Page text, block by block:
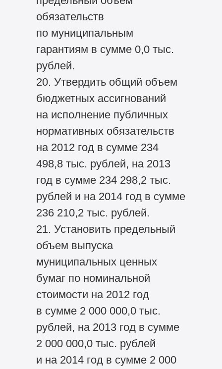
обязательств
по муниципальным
гарантиям в сумме 0,0 тыс.
рублей.
20. Утвердить общий объем
бюджетных ассигнований
на исполнение публичных
нормативных обязательств
на 2012 год в сумме 234
498,8 тыс. рублей, на 2013
год в сумме 234 298,2 тыс.
рублей и на 2014 год в сумме
236 210,2 тыс. рублей.
21. Установить предельный
объем выпуска
муниципальных ценных
бумаг по номинальной
стоимости на 2012 год
в сумме 2 000 000,0 тыс.
рублей, на 2013 год в сумме
2 000 000,0 тыс. рублей
и на 2014 год в сумме 2 000